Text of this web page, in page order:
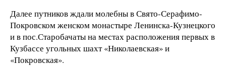
Далее путников ждали молебны в Свято-Серафимо-
Покровском женском монастыре Ленинска-Кузнецкого
и в пос.Старобачаты на местах расположения первых в
Кузбассе угольных шахт «Николаевская» и
«Покровская».